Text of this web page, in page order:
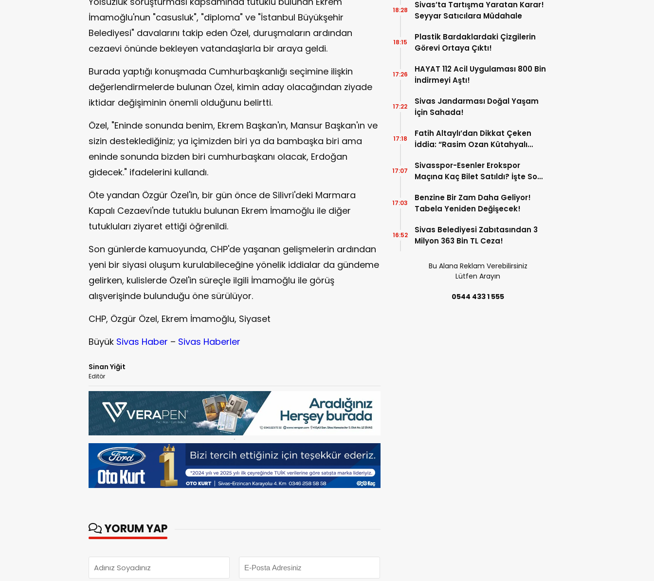
İmamoğlu'nun "casusluk", "diploma" ve "İstanbul Büyükşehir
Belediyesi" davalarını takip eden Özel, duruşmaların ardından
cezaevi önünde bekleyen vatandaşlarla bir araya geldi.
Burada yaptığı konuşmada Cumhurbaşkanlığı seçimine ilişkin
değerlendirmelerde bulunan Özel, kimin aday olacağından ziyade
iktidar değişiminin önemli olduğunu belirtti.
Özel, "Eninde sonunda benim, Ekrem Başkan'ın, Mansur Başkan'ın ve
sizin desteklediğiniz; ya içimizden biri ya da bambaşka biri ama
eninde sonunda bizden biri cumhurbaşkanı olacak, Erdoğan
gidecek." ifadelerini kullandı.
Öte yandan Özgür Özel'in, bir gün önce de Silivri'deki Marmara
Kapalı Cezaevi'nde tutuklu bulunan Ekrem İmamoğlu ile diğer
tutukluları ziyaret ettiği öğrenildi.
Son günlerde kamuoyunda, CHP'de yaşanan gelişmelerin ardından
yeni bir siyasi oluşum kurulabileceğine yönelik iddialar da gündeme
gelirken, kulislerde Özel'in süreçle ilgili İmamoğlu ile görüş
alışverişinde bulunduğu öne sürülüyor.
CHP, Özgür Özel, Ekrem İmamoğlu, Siyaset
Büyük Sivas Haber – Sivas Haberler
Sinan Yiğit
Editör
YORUM YAP
Sivas’ta Tartışma Yaratan Karar!
Seyyar Satıcılara Müdahale
18:28
Plastik Bardaklardaki Çizgilerin
Görevi Ortaya Çıktı!
18:15
HAYAT 112 Acil Uygulaması 800 Bin
İndirmeyi Aştı!
17:26
Sivas Jandarması Doğal Yaşam
İçin Sahada!
17:22
Fatih Altaylı’dan Dikkat Çeken
İddia: “Rasim Ozan Kütahyalı
17:18
Sivasspor-Esenler Erokspor
Maçına Kaç Bilet Satıldı? İşte Son
17:07
Benzine Bir Zam Daha Geliyor!
Tabela Yeniden Değişecek!
17:03
Sivas Belediyesi Zabıtasından 3
Milyon 363 Bin TL Ceza!
16:52
Bu Alana Reklam Verebilirsiniz
Lütfen Arayın
0544 433 1 555